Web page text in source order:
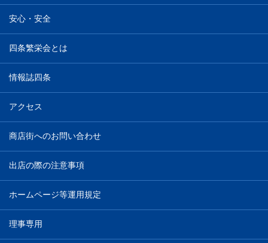
安心・安全
四条繁栄会とは
情報誌四条
アクセス
商店街へのお問い合わせ
出店の際の注意事項
ホームページ等運用規定
理事専用